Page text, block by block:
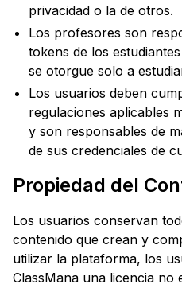
privacidad o la de otros.
Los profesores son
tokens de los
se otorgue solo a
Los usuarios deben
regulaciones aplicables
y son responsables de
de sus credenciales de
Propiedad del
Los usuarios conservan
contenido que crean y
utilizar la plataforma, los
ClassMana una licencia no